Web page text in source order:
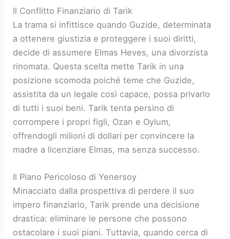
Il Conflitto Finanziario di Tarik
La trama si infittisce quando Guzide, determinata
a ottenere giustizia e proteggere i suoi diritti,
decide di assumere Elmas Heves, una divorzista
rinomata. Questa scelta mette Tarik in una
posizione scomoda poiché teme che Guzide,
assistita da un legale così capace, possa privarlo
di tutti i suoi beni. Tarik tenta persino di
corrompere i propri figli, Ozan e Oylum,
offrendogli milioni di dollari per convincere la
madre a licenziare Elmas, ma senza successo.
Il Piano Pericoloso di Yenersoy
Minacciato dalla prospettiva di perdere il suo
impero finanziario, Tarik prende una decisione
drastica: eliminare le persone che possono
ostacolare i suoi piani. Tuttavia, quando cerca di